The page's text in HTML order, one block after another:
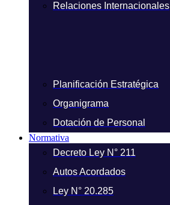
Relaciones Internacionales
Planificación Estratégica
Organigrama
Dotación de Personal
Normativa
Decreto Ley N° 211
Autos Acordados
Ley N° 20.285